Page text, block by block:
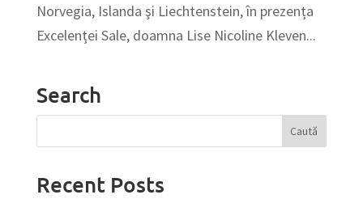
Norvegia, Islanda şi Liechtenstein, în prezența
Excelenței Sale, doamna Lise Nicoline Kleven...
Search
Recent Posts